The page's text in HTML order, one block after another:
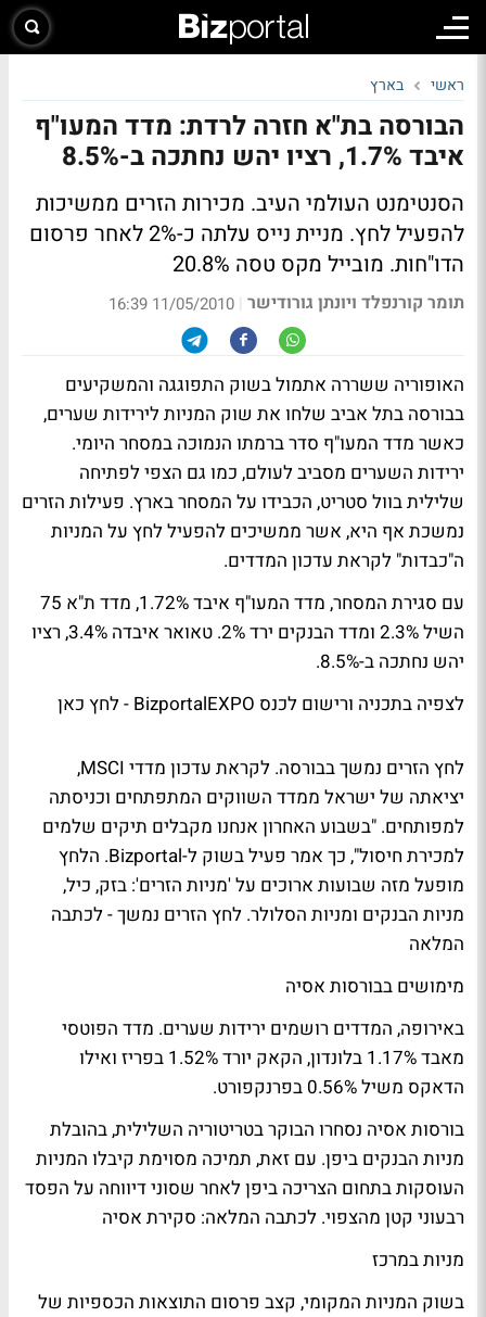
ראשי בארץ
הבורסה בת"א חזרה לרדת: מדד המעו"ף
איבד 1.7%, רציו יהש נחתכה ב-8.5%
הסנטימנט העולמי העיב. מכירות הזרים ממשיכות
להפעיל לחץ. מניית נייס עלתה כ-2% לאחר פרסום
הדו"חות. מובייל מקס טסה 20.8%
תומר קורנפלד ויונתן גורודישר |
11/05/2010 16:39
האופוריה ששררה אתמול בשוק התפוגגה והמשקיעים
בבורסה בתל אביב שלחו את שוק המניות לירידות שערים,
כאשר מדד המעו"ף סדר ברמתו הנמוכה במסחר היומי.
ירידות השערים מסביב לעולם, כמו גם הצפי לפתיחה
שלילית בוול סטריט, הכבידו על המסחר בארץ. פעילות הזרים
נמשכת אף היא, אשר ממשיכים להפעיל לחץ על המניות
ה"כבדות" לקראת עדכון המדדים.
עם סגירת המסחר, מדד המעו"ף איבד 1.72%, מדד ת"א 75
השיל 2.3% ומדד הבנקים ירד 2%. טאואר איבדה 3.4%, רציו
יהש נחתכה ב-8.5%.
לצפיה בתכניה ורישום לכנס BizportalEXPO - לחץ כאן
לחץ הזרים נמשך בבורסה. לקראת עדכון מדדי MSCI,
יציאתה של ישראל ממדד השווקים המתפתחים וכניסתה
למפותחים. "בשבוע האחרון אנחנו מקבלים תיקים שלמים
למכירת חיסול", כך אמר פעיל בשוק ל-Bizportal. הלחץ
מופעל מזה שבועות ארוכים על 'מניות הזרים': בזק, כיל,
מניות הבנקים ומניות הסלולר. לחץ הזרים נמשך - לכתבה
המלאה
מימושים בבורסות אסיה
באירופה, המדדים רושמים ירידות שערים. מדד הפוטסי
מאבד 1.17% בלונדון, הקאק יורד 1.52% בפריז ואילו
הדאקס משיל 0.56% בפרנקפורט.
בורסות אסיה נסחרו הבוקר בטריטוריה השלילית, בהובלת
מניות הבנקים ביפן. עם זאת, תמיכה מסוימת קיבלו המניות
העוסקות בתחום הצריכה ביפן לאחר שסוני דיווחה על הפסד
רבעוני קטן מהצפוי. לכתבה המלאה: סקירת אסיה
מניות במרכז
בשוק המניות המקומי, קצב פרסום התוצאות הכספיות של